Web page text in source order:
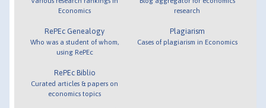
Economics
RePEc Genealogy
Who was a student of whom,
using RePEc
RePEc Biblio
Curated articles & papers on
economics topics
research
Plagiarism
Cases of plagiarism in Economics